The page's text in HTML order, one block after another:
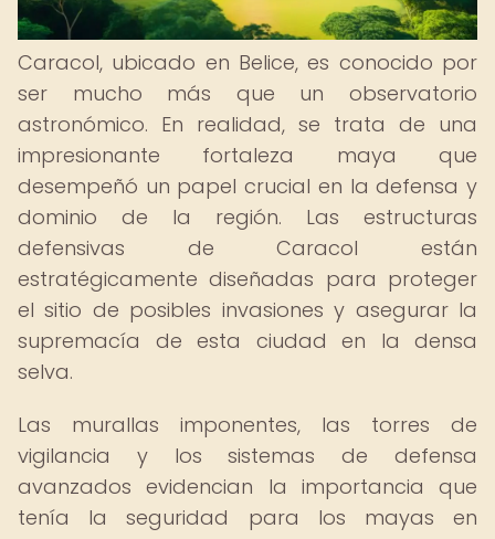
Caracol, ubicado en Belice, es conocido por
ser mucho más que un observatorio
astronómico. En realidad, se trata de una
impresionante fortaleza maya que
desempeñó un papel crucial en la defensa y
dominio de la región. Las estructuras
defensivas de Caracol están
estratégicamente diseñadas para proteger
el sitio de posibles invasiones y asegurar la
supremacía de esta ciudad en la densa
selva.
Las murallas imponentes, las torres de
vigilancia y los sistemas de defensa
avanzados evidencian la importancia que
tenía la seguridad para los mayas en